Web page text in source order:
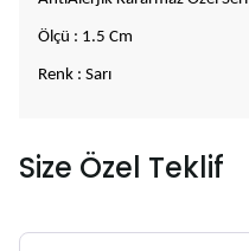
Ölçü : 1.5 Cm
Renk : Sarı
Size Özel Teklif